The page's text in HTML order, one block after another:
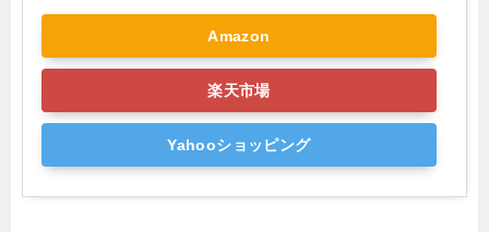
Amazon
楽天市場
Yahooショッピング